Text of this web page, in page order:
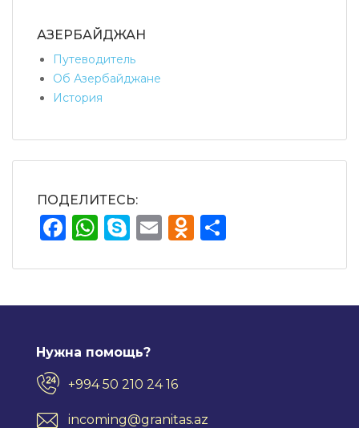
АЗЕРБАЙДЖАН
Путеводитель
Об Азербайджане
История
ПОДЕЛИТЕСЬ:
Facebook
WhatsApp
Skype
Email
Нужна помощь?
+994 50 210 24 16
incoming@granitas.az